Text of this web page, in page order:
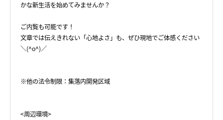
かな新生活を始めてみませんか？
ご内覧も可能です！
文章では伝えきれない「心地よさ」も、ぜひ現地でご体感ください
＼(^o^)／
※他の法令制限：集落内開発区域
<周辺環境>